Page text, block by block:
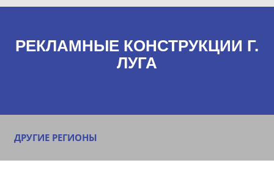
РЕКЛАМНЫЕ КОНСТРУКЦИИ Г.
ЛУГА
ДРУГИЕ РЕГИОНЫ